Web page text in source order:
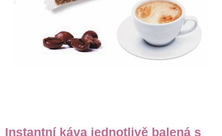
Instantní káva jednotlivě balená s